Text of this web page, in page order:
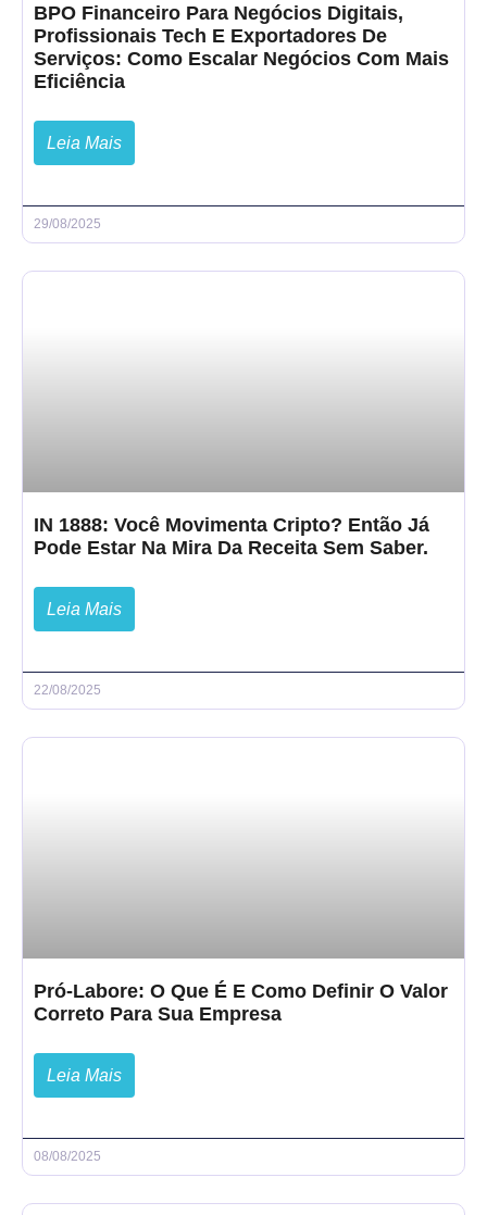
BPO Financeiro Para Negócios Digitais,
Profissionais Tech E Exportadores De
Serviços: Como Escalar Negócios Com Mais
Eficiência
Leia Mais
29/08/2025
IN 1888: Você Movimenta Cripto? Então Já
Pode Estar Na Mira Da Receita Sem Saber.
Leia Mais
22/08/2025
Pró-Labore: O Que É E Como Definir O Valor
Correto Para Sua Empresa
Leia Mais
08/08/2025